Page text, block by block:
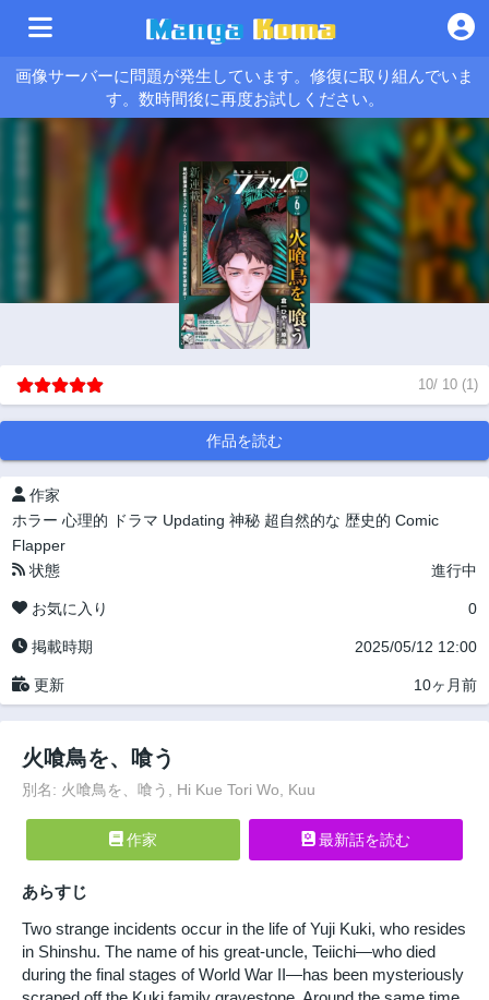
画像サーバーに問題が発生しています。修復に取り組んでいま
す。数時間後に再度お試しください。
10/ 10 (1)
作品を読む
作家
ホラー 心理的 ドラマ Updating 神秘 超自然的な 歴史的 Comic
Flapper
状態
進行中
お気に入り 0
掲載時期 2025/05/12 12:00
更新 10ヶ月前
火喰鳥を、喰う
別名: 火喰鳥を、喰う, Hi Kue Tori Wo, Kuu
作家 最新話を読む
あらすじ
Two strange incidents occur in the life of Yuji Kuki, who resides
in Shinshu. The name of his great-uncle, Teiichi—who died
during the final stages of World War II—has been mysteriously